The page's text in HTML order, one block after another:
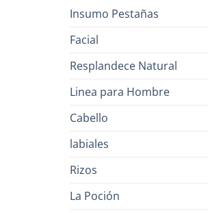
Insumo Pestañas
Facial
Resplandece Natural
Linea para Hombre
Cabello
labiales
Rizos
La Poción